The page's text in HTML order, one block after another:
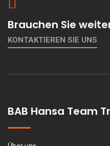
Brauchen Sie
KONTAKTIEREN SIE UNS
BAB Hansa Team